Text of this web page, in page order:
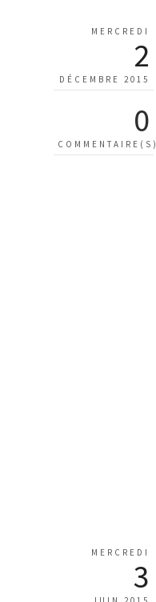
MERCREDI
2
DÉCEMBRE 2015
0
COMMENTAIRE(S)
MERCREDI
3